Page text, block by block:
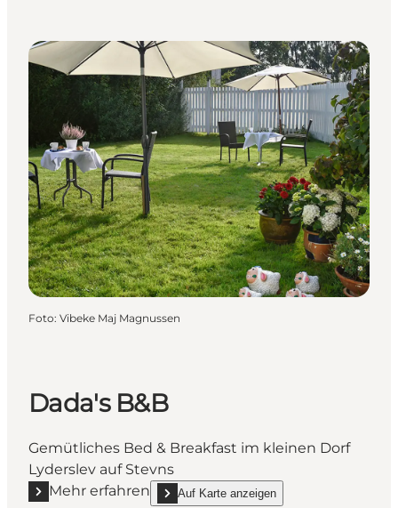
Foto: Vibeke Maj Magnussen
Dada's B&B
Gemütliches Bed & Breakfast im kleinen Dorf
Lyderslev auf Stevns
Mehr erfahren
Mehr erfahren "Dada's B&B"Auf Karte anzeigen
show Dada's B&B on_map